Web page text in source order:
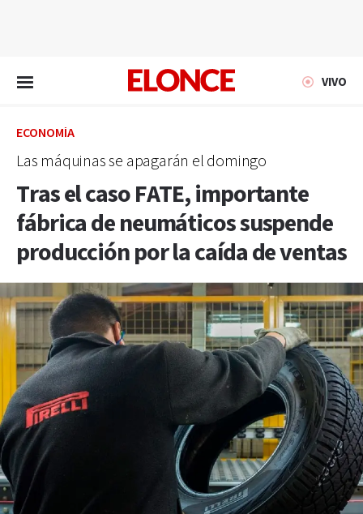
VIVO
ECONOMÍA
Las máquinas se apagarán el domingo
Tras el caso FATE, importante
fábrica de neumáticos suspende
producción por la caída de ventas